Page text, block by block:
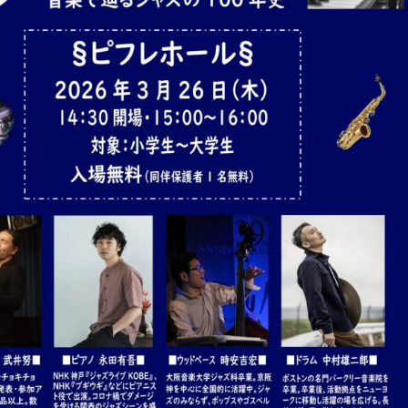
下町の「あの人」×「あの人」の科学反応を楽し
む企画です
UP 週刊下町日和 Stay Home 下町寫眞